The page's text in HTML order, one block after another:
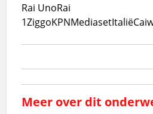
Rai UnoRai
1ZiggoKPNMediasetItalië
Meer over dit